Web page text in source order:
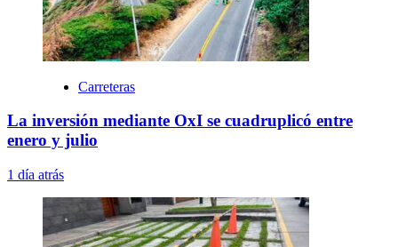
Carreteras
La inversión mediante OxI se cuadruplicó entre
enero y julio
1 día atrás